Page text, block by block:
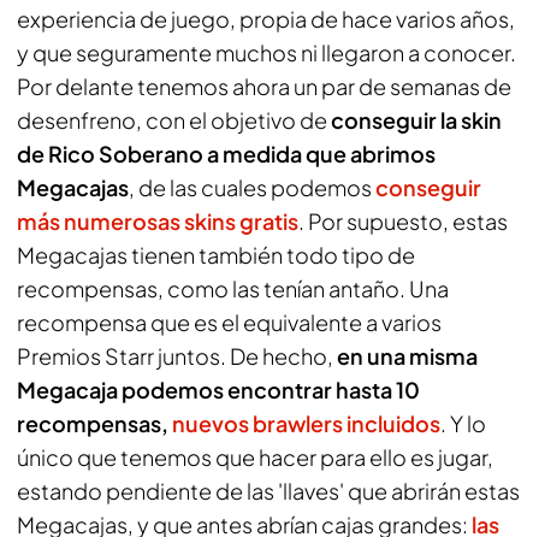
experiencia de juego, propia de hace varios años,
y que seguramente muchos ni llegaron a conocer.
Por delante tenemos ahora un par de semanas de
desenfreno, con el objetivo deconseguir la skin
de Rico Soberano a medida que abrimos
Megacajas, de las cuales podemosconseguir
más numerosas skins gratis. Por supuesto, estas
Megacajas tienen también todo tipo de
recompensas, como las tenían antaño. Una
recompensa que es el equivalente a varios
Premios Starr juntos. De hecho, en una misma
Megacaja podemos encontrar hasta 10
recompensas, nuevos brawlers incluidos. Y lo
único que tenemos que hacer para ello es jugar,
estando pendiente de las 'llaves' que abrirán estas
Megacajas, y que antes abrían cajas grandes: las